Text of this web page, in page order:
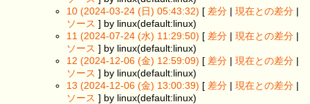
10 (2024-03-24 (日) 05:43:32) [ 差分 |現在との差分 |
ソース ] by linux(default:linux)
11 (2024-07-24 (水) 11:29:50) [ 差分 |現在との差分 |
ソース ] by linux(default:linux)
12 (2024-12-06 (金) 12:59:09) [ 差分 |現在との差分 |
ソース ] by linux(default:linux)
13 (2024-12-06 (金) 13:00:39) [ 差分 |現在との差分 |
ソース ] by linux(default:linux)